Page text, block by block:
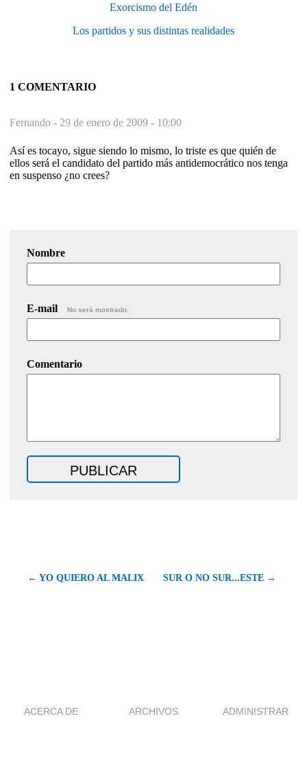
Exorcismo del Edén
Los partidos y sus distintas realidades
1 COMENTARIO
Fernando - 29 de enero de 2009 - 10:00
Así es tocayo, sigue siendo lo mismo, lo triste es que quién de
ellos será el candidato del partido más antidemocrático nos tenga
en suspenso ¿no crees?
Nombre
E-mail No será mostrado.
Comentario
← YO QUIERO AL MALIX SUR O NO SUR...ESTE →
ACERCA DE ARCHIVOS ADMINISTRAR